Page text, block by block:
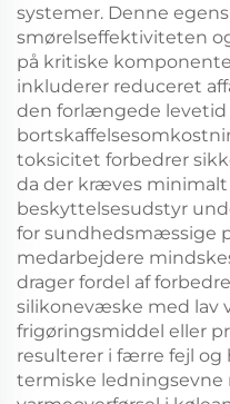
systemer. Denne
smørelseffektiviteten
på kritiske
inkluderer reduceret
den forlængede levetid
toksicitet forbedrer
da der kræves
beskyttelsesudstyr
for sundhedsmæssige
medarbejdere
drager fordel af
silikonevæske med lav
frigøringsmiddel eller
resulterer i færre fejl og
termiske